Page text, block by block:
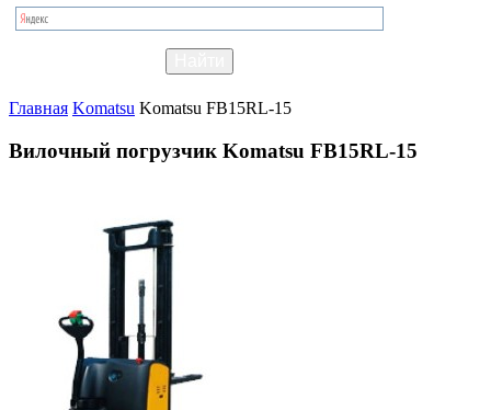
Главная Komatsu Komatsu FB15RL-15
Вилочный погрузчик Komatsu FB15RL-15